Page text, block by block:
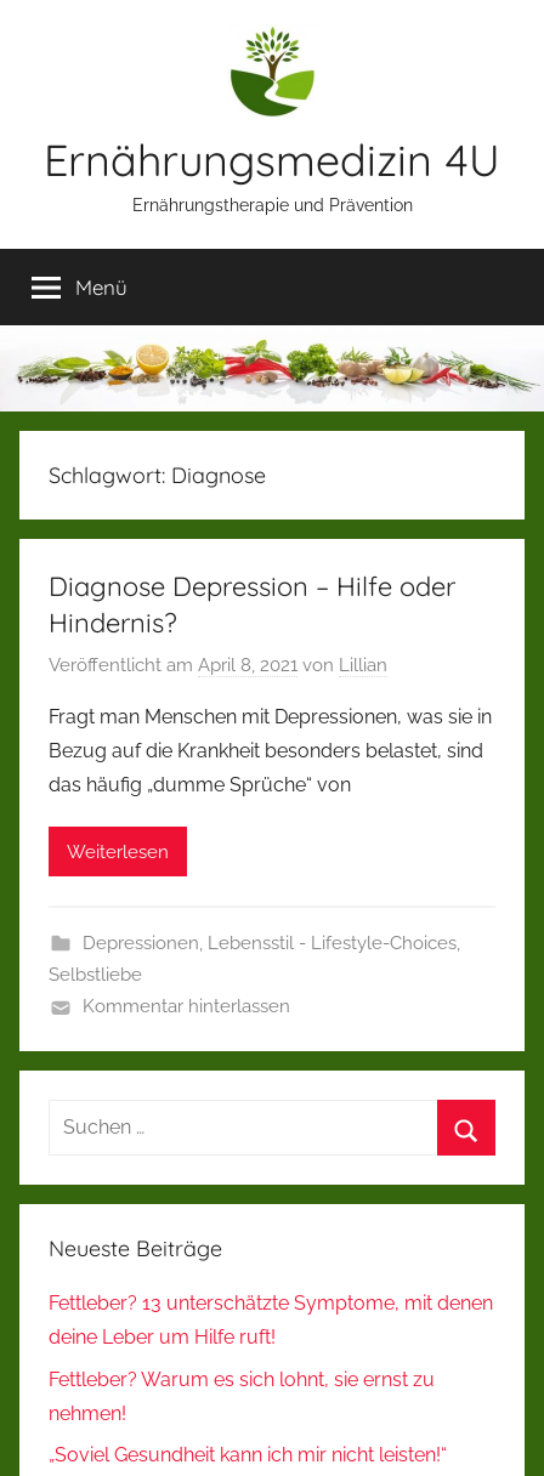
Ernährungsmedizin 4U
Ernährungstherapie und Prävention
Menü
Schlagwort: Diagnose
Diagnose Depression – Hilfe oder
Hindernis?
Veröffentlicht am April 8, 2021 von Lillian
Fragt man Menschen mit Depressionen, was sie in
Bezug auf die Krankheit besonders belastet, sind
das häufig „dumme Sprüche“ von
Weiterlesen
Depressionen, Lebensstil - Lifestyle-Choices,
Selbstliebe
Kommentar hinterlassen
Suchen
Neueste Beiträge
Fettleber? 13 unterschätzte Symptome, mit denen
deine Leber um Hilfe ruft!
Fettleber? Warum es sich lohnt, sie ernst zu
nehmen!
„Soviel Gesundheit kann ich mir nicht leisten!“